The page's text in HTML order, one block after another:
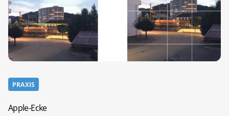
PRAXIS
Apple-Ecke